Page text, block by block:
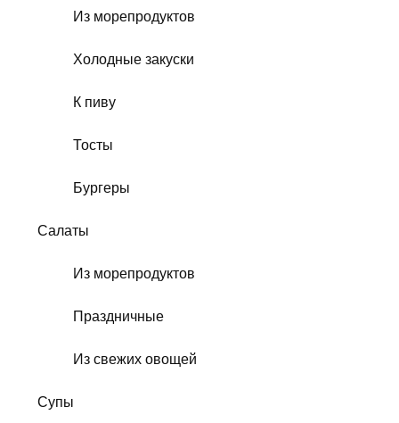
Из морепродуктов
Холодные закуски
К пиву
Тосты
Бургеры
Салаты
Из морепродуктов
Праздничные
Из свежих овощей
Супы